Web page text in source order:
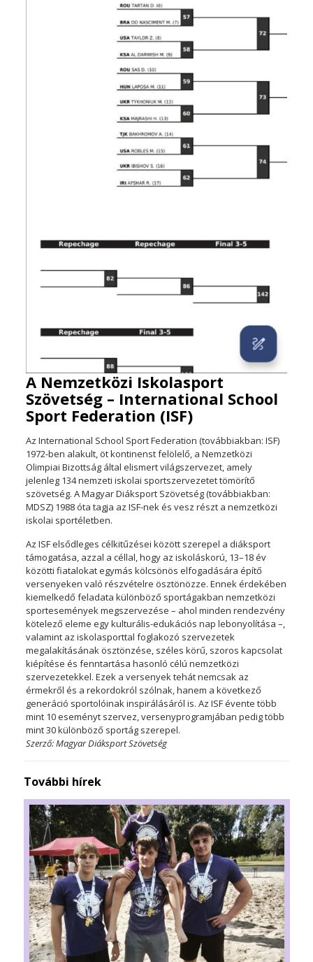
A Nemzetközi Iskolasport
Szövetség – International School
Sport Federation (ISF)
Az International School Sport Federation (továbbiakban: ISF)
1972-ben alakult, öt kontinenst felölelő, a Nemzetközi
Olimpiai Bizottság által elismert világszervezet, amely
jelenleg 134 nemzeti iskolai sportszervezetet tömörítő
szövetség. A Magyar Diáksport Szövetség (továbbiakban:
MDSZ) 1988 óta tagja az ISF-nek és vesz részt a nemzetközi
iskolai sportéletben.
Az ISF elsődleges célkitűzései között szerepel a diáksport
támogatása, azzal a céllal, hogy az iskoláskorú, 13–18 év
közötti fiatalokat egymás kölcsönös elfogadására építő
versenyeken való részvételre ösztönözze. Ennek érdekében
kiemelkedő feladata különböző sportágakban nemzetközi
sportesemények megszervezése – ahol minden rendezvény
kötelező eleme egy kulturális-edukációs nap lebonyolítása –,
valamint az iskolasporttal foglakozó szervezetek
megalakításának ösztönzése, széles körű, szoros kapcsolat
kiépítése és fenntartása hasonló célú nemzetközi
szervezetekkel. Ezek a versenyek tehát nemcsak az
érmekről és a rekordokról szólnak, hanem a következő
generáció sportolóinak inspirálásáról is. Az ISF évente több
mint 10 eseményt szervez, versenyprogramjában pedig több
mint 30 különböző sportág szerepel.
Szerző: Magyar Diáksport Szövetség
További hírek